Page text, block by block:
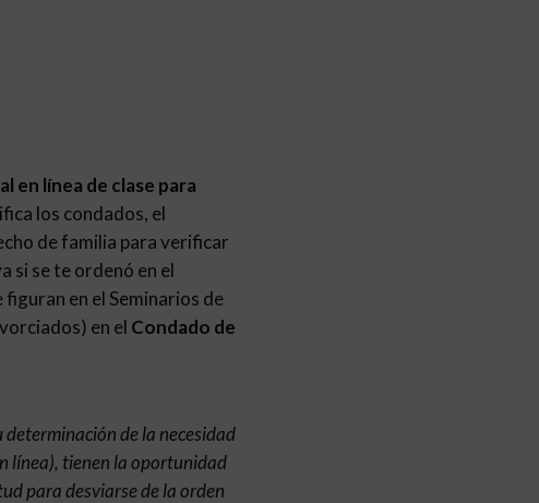
en línea de clase para
los condados, el
de familia para verificar
si se te ordenó en el
en el Seminarios de
en el Condado de
de la necesidad
línea), tienen la oportunidad
para desviarse de la orden